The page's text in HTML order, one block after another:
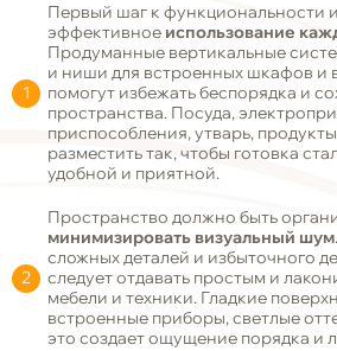
Первый шаг к функциональности
эффективное использование
Продуманные вертикальные
и ниши для встроенных шкафов и
помогут избежать беспорядка и
пространства. Посуда,
приспособления, утварь,
разместить так, чтобы готовка
удобной и приятной.
Пространство должно быть
минимизировать визуальный шум
сложных деталей и избыточного
следует отдавать простым и
мебели и техники. Гладкие
встроенные приборы, светлые
это создает ощущение порядка и